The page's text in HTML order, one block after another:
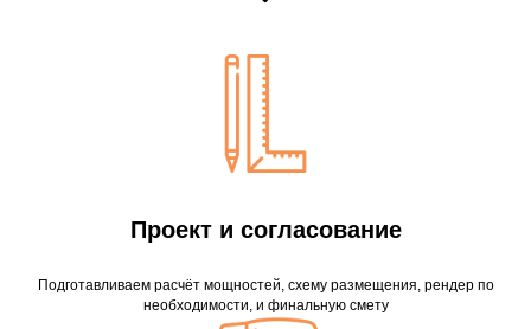
Проект и согласование
Подготавливаем расчёт мощностей, схему размещения, рендер по
необходимости, и финальную смету